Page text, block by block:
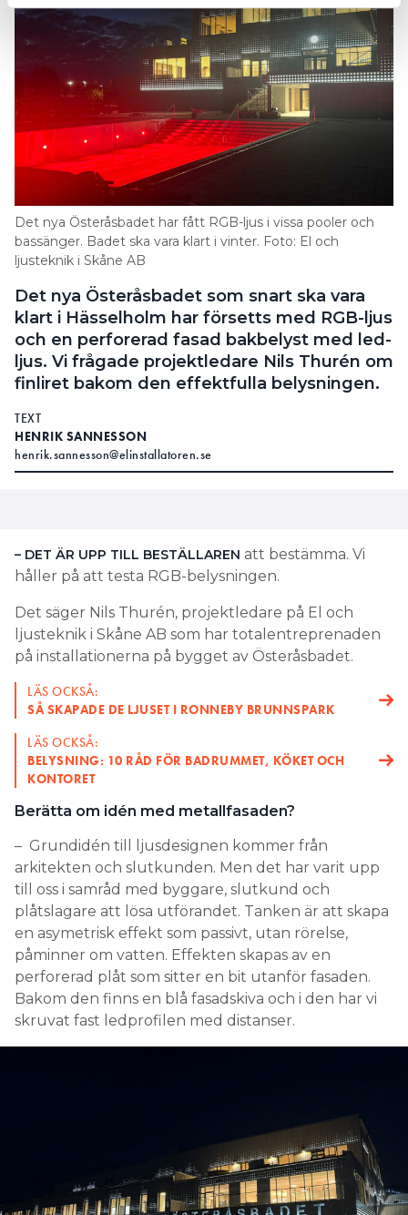
Det nya Österåsbadet har fått RGB-ljus i vissa pooler och
bassänger. Badet ska vara klart i vinter. Foto: El och
ljusteknik i Skåne AB
Det nya Österåsbadet som snart ska vara
klart i Hässelholm har försetts med RGB-ljus
och en perforerad fasad bakbelyst med led-
ljus. Vi frågade projektledare Nils Thurén om
finliret bakom den effektfulla belysningen.
TEXT
HENRIK SANNESSON
henrik.sannesson@elinstallatoren.se
– DET ÄR UPP TILL BESTÄLLAREN att bestämma. Vi
håller på att testa RGB-belysningen.
Det säger Nils Thurén, projektledare på El och
ljusteknik i Skåne AB som har totalentreprenaden
på installationerna på bygget av Österåsbadet.
LÄS OCKSÅ:
SÅ SKAPADE DE LJUSET I RONNEBY BRUNNSPARK
LÄS OCKSÅ:
BELYSNING: 10 RÅD FÖR BADRUMMET, KÖKET OCH
KONTORET
Berätta om idén med metallfasaden?
– Grundidén till ljusdesignen kommer från
arkitekten och slutkunden. Men det har varit upp
till oss i samråd med byggare, slutkund och
plåtslagare att lösa utförandet. Tanken är att skapa
en asymetrisk effekt som passivt, utan rörelse,
påminner om vatten. Effekten skapas av en
perforerad plåt som sitter en bit utanför fasaden.
Bakom den finns en blå fasadskiva och i den har vi
skruvat fast ledprofilen med distanser.